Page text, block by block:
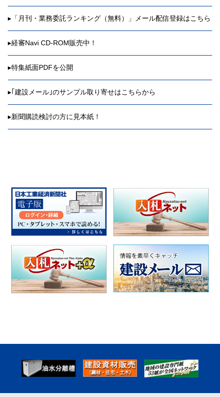
▸ 「月刊・業務委託ランキング（無料）」メール配信登録はこちら
▸経審Navi CD-ROM販売中！
▸特集紙面PDFを公開
▸｢建設メール｣のサンプル取り寄せはこちらから
▸新聞購読検討の方に見本紙！